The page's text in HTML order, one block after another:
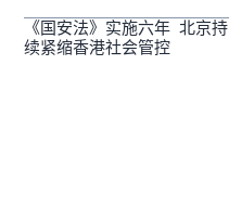
《国安法》实施六年 北京持
续紧缩香港社会管控